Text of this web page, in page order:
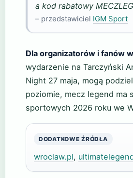
a kod rabatowy
– przedstawiciel IGM Sport
Dla organizatorów i fanów
wydarzenie na Tarczyński
Night 27 maja, mogą
poziomie, mecz legend ma
sportowych 2026 roku we
DODATKOWE ŹRÓDŁA
wroclaw.pl,